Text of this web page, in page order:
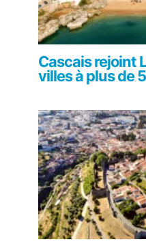
Cascais rejoint
villes à plus de